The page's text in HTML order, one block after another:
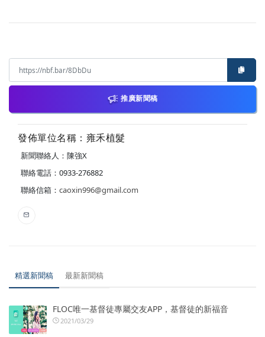
推廣新聞稿
發佈單位名稱：雍禾植髮
新聞聯絡人：陳強X
聯絡電話：0933-276882
聯絡信箱： caoxin996@gmail.com
精選新聞稿 最新新聞稿
FLOC唯一基督徒專屬交友APP，基督徒的新福音
2021/03/29